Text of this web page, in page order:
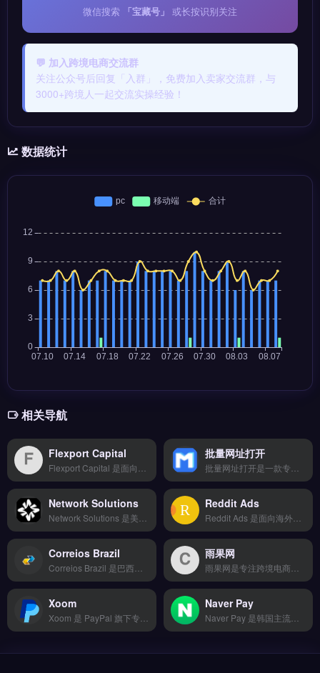
微信搜索 「宝藏号」 或长按识别关注
💬 加入跨境电商交流群
关注公众号后回复「入群」，免费加入卖家交流群，与
3000+跨境人一起交流实操经验！
数据统计
相关导航
Flexport Capital 批量网址打开
Network Solutions Reddit Ads
Correios Brazil 雨果网
Xoom Naver Pay